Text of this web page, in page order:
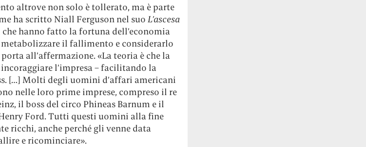
altrove non solo è tollerato, ma è parte
ha scritto Niall Ferguson nel suo L’ascesa
hanno fatto la fortuna dell’economia
il fallimento e considerarlo
all’affermazione. «La teoria è che la
l’impresa – facilitando la
[…] Molti degli uomini d’affari americani
nelle loro prime imprese, compreso il re
il boss del circo Phineas Barnum e il
Ford. Tutti questi uomini alla fine
ricchi, anche perché gli venne data
e ricominciare».